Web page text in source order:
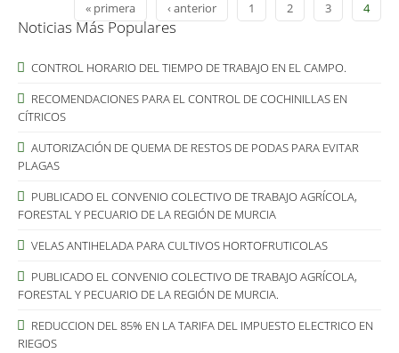
« primera ‹ anterior 1 2 3 4
Noticias Más Populares
CONTROL HORARIO DEL TIEMPO DE TRABAJO EN EL CAMPO.
RECOMENDACIONES PARA EL CONTROL DE COCHINILLAS EN
CÍTRICOS
AUTORIZACIÓN DE QUEMA DE RESTOS DE PODAS PARA EVITAR
PLAGAS
PUBLICADO EL CONVENIO COLECTIVO DE TRABAJO AGRÍCOLA,
FORESTAL Y PECUARIO DE LA REGIÓN DE MURCIA
VELAS ANTIHELADA PARA CULTIVOS HORTOFRUTICOLAS
PUBLICADO EL CONVENIO COLECTIVO DE TRABAJO AGRÍCOLA,
FORESTAL Y PECUARIO DE LA REGIÓN DE MURCIA.
REDUCCION DEL 85% EN LA TARIFA DEL IMPUESTO ELECTRICO EN
RIEGOS